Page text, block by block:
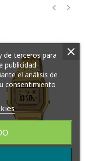
de terceros para
publicidad
el análisis de
consentimiento